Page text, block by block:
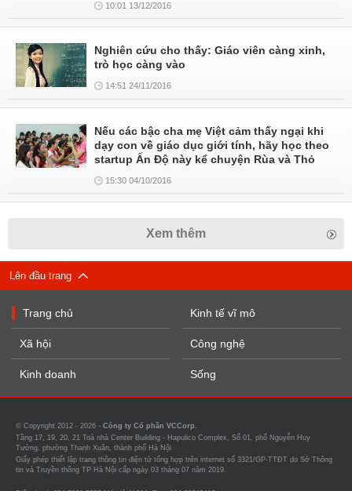
10:01 13/12/2016
Nghiên cứu cho thấy: Giáo viên càng xinh,
trò học càng vào
14:51 24/11/2016
Nếu các bậc cha mẹ Việt cảm thấy ngại khi
dạy con về giáo dục giới tính, hãy học theo
startup Ấn Độ này kể chuyện Rùa và Thỏ
15:30 04/10/2016
Xem thêm
Lên đầu trang
Trang chủ
Xã hội
Kinh doanh
Kinh tế vĩ mô
Công nghệ
Sống
© Copyright 2012 - 2026 - Công ty Cổ phần VCCorp.
Tầng 17, 19, 20, 21 Toà nhà Center Building - Hapulico Complex, Số 01, phố Nguyễn Huy
Tưởng, phường Thanh Xuân, thành phố Hà Nội
Giấy phép thiết lập trang thông tin điện tử tổng hợp trên internet số 3321/GP-TTĐT do Sở Thông
tin và Truyền thông TP Hà Nội cấp ngày 03 tháng 07 năm 2019.